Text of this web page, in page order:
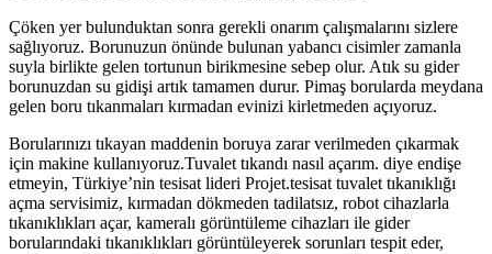
Çöken yer bulunduktan sonra gerekli onarım çalışmalarını sizlere
sağlıyoruz. Borunuzun önünde bulunan yabancı cisimler zamanla
suyla birlikte gelen tortunun birikmesine sebep olur. Atık su gider
borunuzdan su gidişi artık tamamen durur. Pimaş borularda meydana
gelen boru tıkanmaları kırmadan evinizi kirletmeden açıyoruz.
Borularınızı tıkayan maddenin boruya zarar verilmeden çıkarmak
için makine kullanıyoruz.Tuvalet tıkandı nasıl açarım. diye endişe
etmeyin, Türkiye’nin tesisat lideri Projet.tesisat tuvalet tıkanıklığı
açma servisimiz, kırmadan dökmeden tadilatsız, robot cihazlarla
tıkanıklıkları açar, kameralı görüntüleme cihazları ile gider
borularındaki tıkanıklıkları görüntüleyerek sorunları tespit eder,